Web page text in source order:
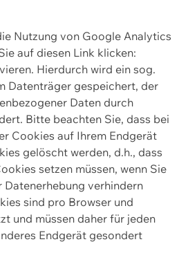
Nutzung von Google Analytics
auf diesen Link klicken:
Hierdurch wird ein sog.
Datenträger gespeichert, der
Daten durch
Bitte beachten Sie, dass bei
Cookies auf Ihrem Endgerät
gelöscht werden, d.h., dass
setzen müssen, wenn Sie
Datenerhebung verhindern
sind pro Browser und
und müssen daher für jeden
Endgerät gesondert